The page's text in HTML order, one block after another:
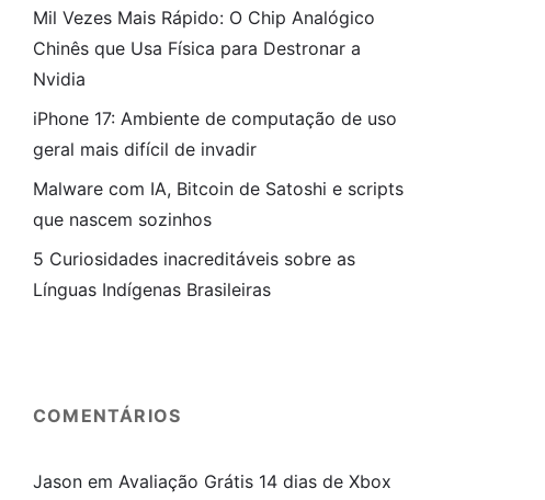
Mil Vezes Mais Rápido: O Chip Analógico
Chinês que Usa Física para Destronar a
Nvidia
iPhone 17: Ambiente de computação de uso
geral mais difícil de invadir
Malware com IA, Bitcoin de Satoshi e scripts
que nascem sozinhos
5 Curiosidades inacreditáveis sobre as
Línguas Indígenas Brasileiras
COMENTÁRIOS
Jason em Avaliação Grátis 14 dias de Xbox